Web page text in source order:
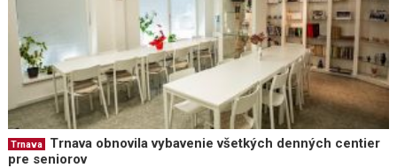
Trnava
Trnava obnovila vybavenie všetkých denných centier
pre seniorov